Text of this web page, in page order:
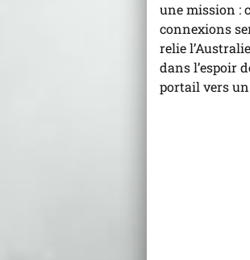
une mission :
connexions
relie
dans l’espoir
portail vers